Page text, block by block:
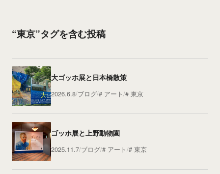
“東京”タグを含む投稿
大ゴッホ展と日本橋散策
2026.6.8 ブログ アート 東京
ゴッホ展と上野動物園
2025.11.7 ブログ アート 東京